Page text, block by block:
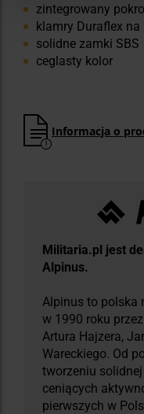
zintegrowany
klamry Duraflex
solidne zamki SBS
ceglasty kolor
Informacja o
Militaria.pl jest
Alpinus.
Alpinus to polska
w 1990 roku
Artura Hajzera,
Wareckiego. Od
tworzeniu
ceniących
pierwszych w